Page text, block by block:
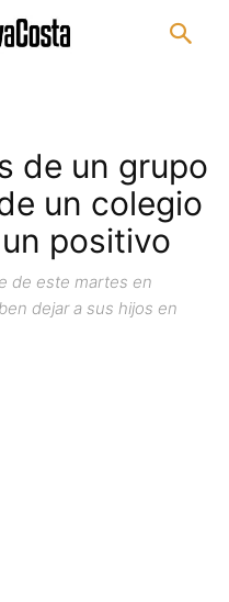
de un grupo
un colegio
positivo
de este martes en
dejar a sus hijos en